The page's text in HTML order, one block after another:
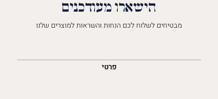
הישארו מעודכנים
מבטיחים לשלוח לכם הנחות והשראות למוצרים שלנו
פרטי